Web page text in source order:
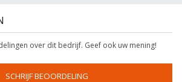
over dit bedrijf. Geef ook uw mening!
SCHRIJF BEOORDELING